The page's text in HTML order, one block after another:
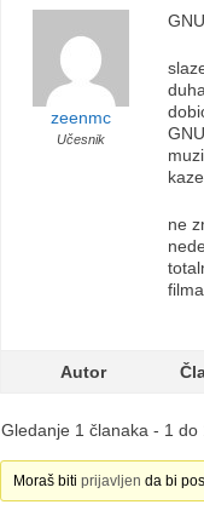
zeenmc
Učesnik
ne
Autor
Gledanje 1 članaka - 1
Moraš bitiprijavljen da bi